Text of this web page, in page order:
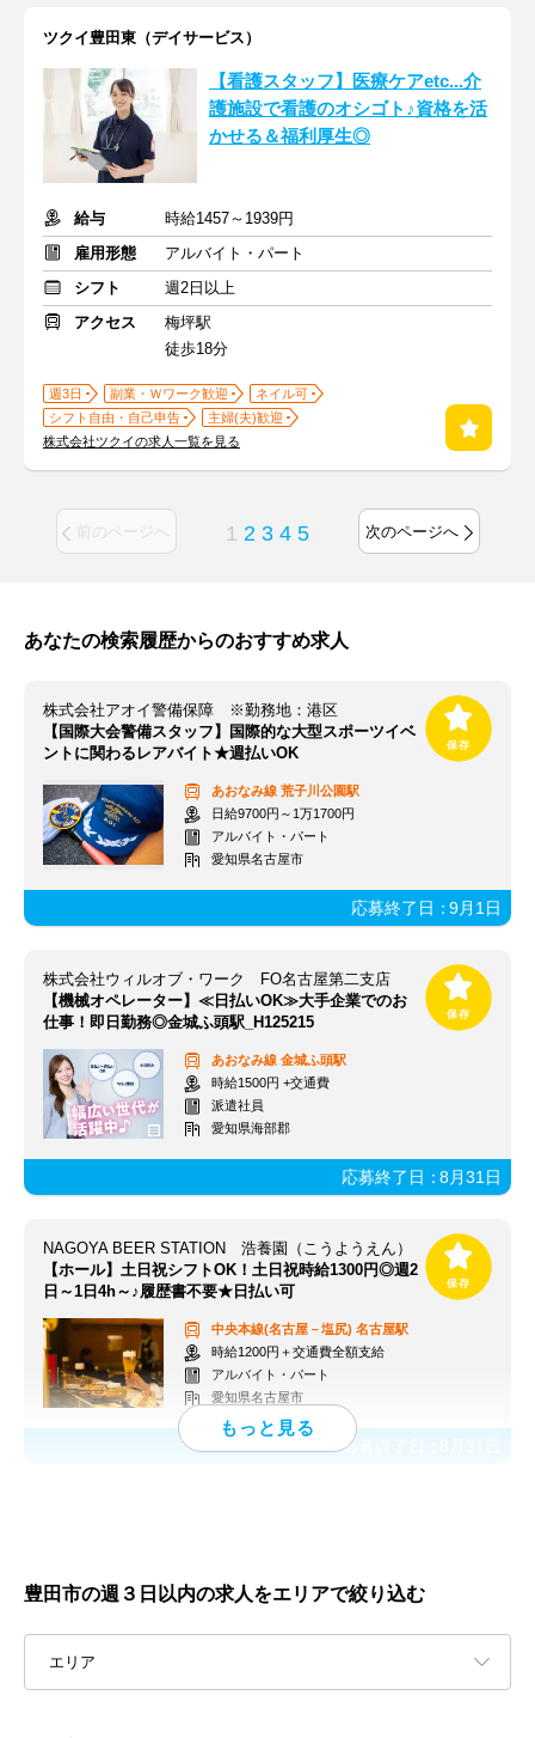
ツクイ豊田東（デイサービス）
【看護スタッフ】医療ケアetc...介
護施設で看護のオシゴト♪資格を活
かせる＆福利厚生◎
給与
時給1457～1939円
雇用形態
アルバイト・パート
シフト
週2日以上
アクセス
梅坪駅
徒歩18分
週3日 副業・Ｗワーク歓迎
ネイル可
シフト自由・自己申告
主婦(夫)歓迎
株式会社ツクイの求人一覧を見る
前のページへ 1 2 3 4 5 次のページへ
あなたの検索履歴からのおすすめ求人
株式会社アオイ警備保障 ※勤務地：港区
【国際大会警備スタッフ】国際的な大型スポーツイベ
ントに関わるレアバイト★週払いOK
あおなみ線 荒子川公園駅
日給9700円～1万1700円
アルバイト・パート
愛知県名古屋市
応募終了日：9月1日
株式会社ウィルオブ・ワーク FO名古屋第二支店
【機械オペレーター】≪日払いOK≫大手企業でのお
仕事！即日勤務◎金城ふ頭駅_H125215
あおなみ線 金城ふ頭駅
時給1500円 +交通費
派遣社員
愛知県海部郡
応募終了日：8月31日
NAGOYA BEER STATION 浩養園（こうようえん）
【ホール】土日祝シフトOK！土日祝時給1300円◎週2
日～1日4h～♪履歴書不要★日払い可
中央本線(名古屋－塩尻) 名古屋駅
時給1200円＋交通費全額支給
アルバイト・パート
愛知県名古屋市
応募終了日：
豊田市の週３日以内の求人をエリアで絞り込む
エリア